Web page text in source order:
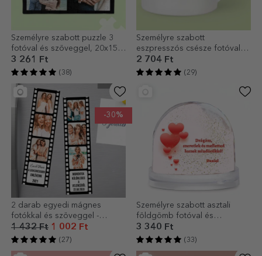
Személyre szabott puzzle 3
fotóval és szöveggel, 20x15
cm - Szerelmesek
3 261 Ft
(38)
Személyre szabott
eszpresszós csésze fotóval
és szöveggel
2 704 Ft
(29)
-30%
2 darab egyedi mágnes
fotókkal és szöveggel -
Különleges pillanatok
1 432 Ft 1 002 Ft
(27)
Személyre szabott asztali
földgömb fotóval és
szöveggel – Szerelmi vallomás
3 340 Ft
(33)